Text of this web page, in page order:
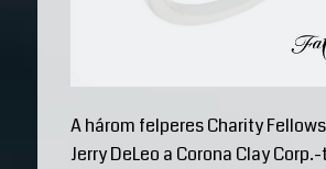
A három felperes Charity
Jerry DeLeo a Corona Clay